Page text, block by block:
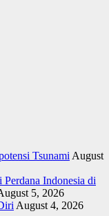
Tsunami August
Indonesia di
5, 2026
August 4, 2026